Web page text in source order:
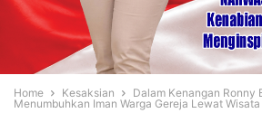
Home Kesaksian
Dalam Kenangan Ronny
Menumbuhkan Iman Warga Gereja Lewat Wisata